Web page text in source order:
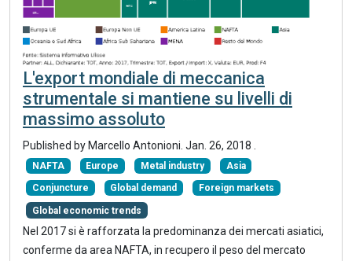
L'export mondiale di meccanica
strumentale si mantiene su livelli di
massimo assoluto
Published by Marcello Antonioni. Jan. 26, 2018
NAFTA Europe Metal industry Asia
Conjuncture Global demand Foreign markets
Global economic trends
Nel 2017 si è rafforzata la predominanza dei mercati asiatici,
conferme da area NAFTA, in recupero il peso del mercato